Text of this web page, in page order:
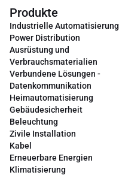
Produkte
Industrielle Automatisierung
Power Distribution
Ausrüstung und
Verbrauchsmaterialien
Verbundene Lösungen -
Datenkommunikation
Heimautomatisierung
Gebäudesicherheit
Beleuchtung
Zivile Installation
Kabel
Erneuerbare Energien
Klimatisierung